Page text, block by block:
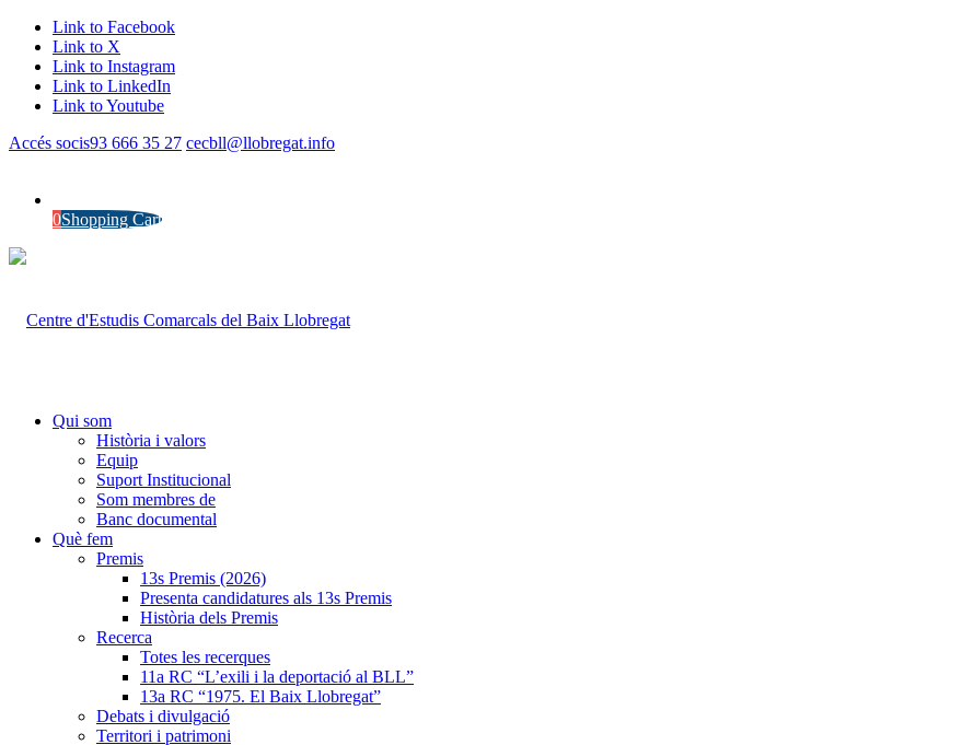
Link to Facebook
Link to X
Link to Instagram
Link to LinkedIn
Link to Youtube
Accés socis93 666 35 27 cecbll@llobregat.info
0Shopping Cart
Qui som
Història i valors
Equip
Suport Institucional
Som membres de
Banc documental
Què fem
Premis
13s Premis (2026)
Presenta candidatures als 13s Premis
Història dels Premis
Recerca
Totes les recerques
11a RC “L’exili i la deportació al BLL”
13a RC “1975. El Baix Llobregat”
Debats i divulgació
Territori i patrimoni